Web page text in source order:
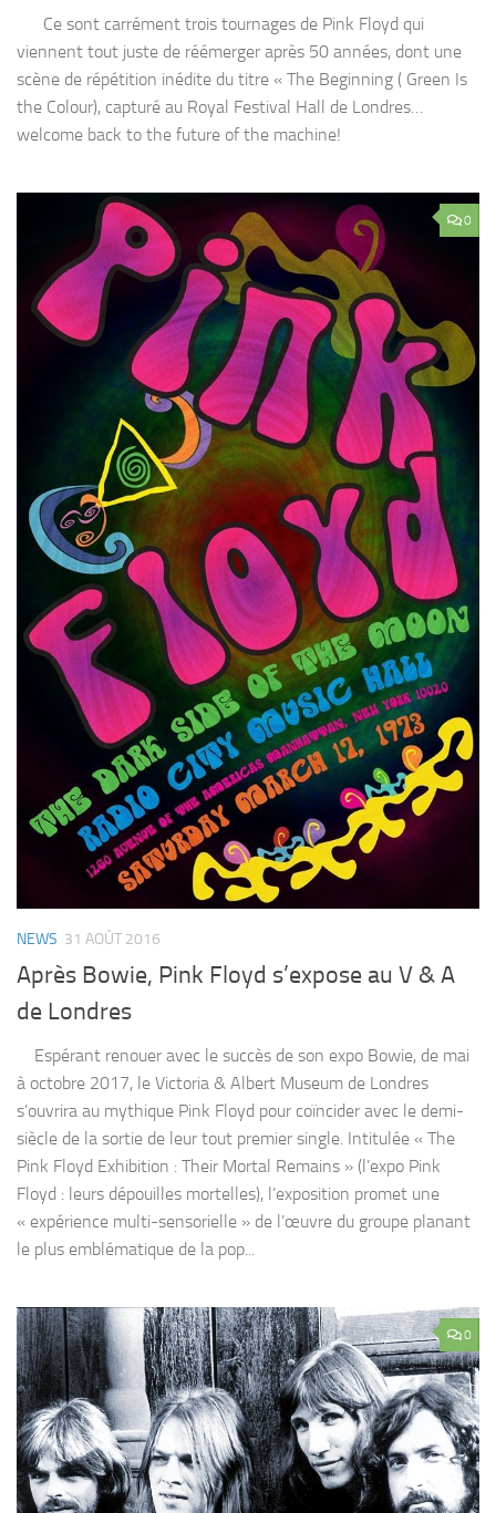
Ce sont carrément trois tournages de Pink Floyd qui
viennent tout juste de réémerger après 50 années, dont une
scène de répétition inédite du titre « The Beginning ( Green Is
the Colour), capturé au Royal Festival Hall de Londres…
welcome back to the future of the machine!
0
NEWS 31 AOÛT 2016
Après Bowie, Pink Floyd s’expose au V & A
de Londres
Espérant renouer avec le succès de son expo Bowie, de mai
à octobre 2017, le Victoria & Albert Museum de Londres
s’ouvrira au mythique Pink Floyd pour coïncider avec le demi-
siècle de la sortie de leur tout premier single. Intitulée « The
Pink Floyd Exhibition : Their Mortal Remains » (l’expo Pink
Floyd : leurs dépouilles mortelles), l’exposition promet une
« expérience multi-sensorielle » de l’œuvre du groupe planant
le plus emblématique de la pop...
0